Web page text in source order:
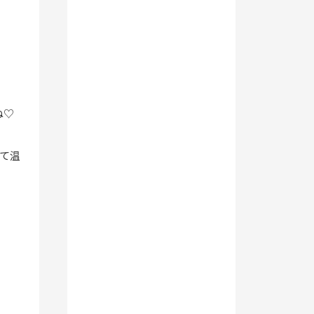
♡
温